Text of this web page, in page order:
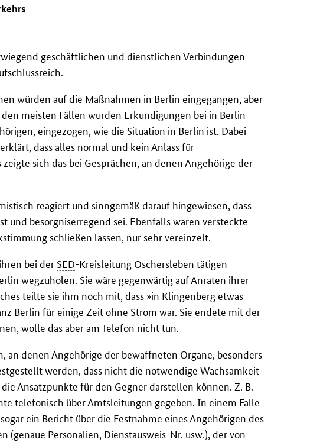
geschäftlichen und dienstlichen Verbindungen
würden auf die Maßnahmen in Berlin eingegangen, aber
meisten Fällen wurden Erkundigungen bei in Berlin
eingezogen, wie die Situation in Berlin ist. Dabei
dass alles normal und kein Anlass für
sich das bei Gesprächen, an denen Angehörige der
reagiert und sinngemäß darauf hingewiesen, dass
und besorgniserregend sei. Ebenfalls waren versteckte
schließen lassen, nur sehr vereinzelt.
bei der SED-Kreisleitung Oschersleben tätigen
wegzuholen. Sie wäre gegenwärtig auf Anraten ihrer
teilte sie ihm noch mit, dass »in Klingenberg etwas
Berlin für einige Zeit ohne Strom war. Sie endete mit der
wolle das aber am Telefon nicht tun.
an denen Angehörige der bewaffneten Organe, besonders
werden, dass nicht die notwendige Wachsamkeit
Ansatzpunkte für den Gegner darstellen können. Z. B.
telefonisch über Amtsleitungen gegeben. In einem Falle
ein Bericht über die Festnahme eines Angehörigen des
Personalien, Dienstausweis-Nr. usw.), der von